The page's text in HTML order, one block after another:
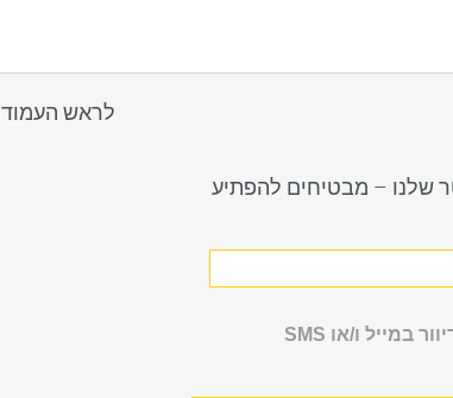
לראש העמוד
שלנו – מבטיחים להפתיע